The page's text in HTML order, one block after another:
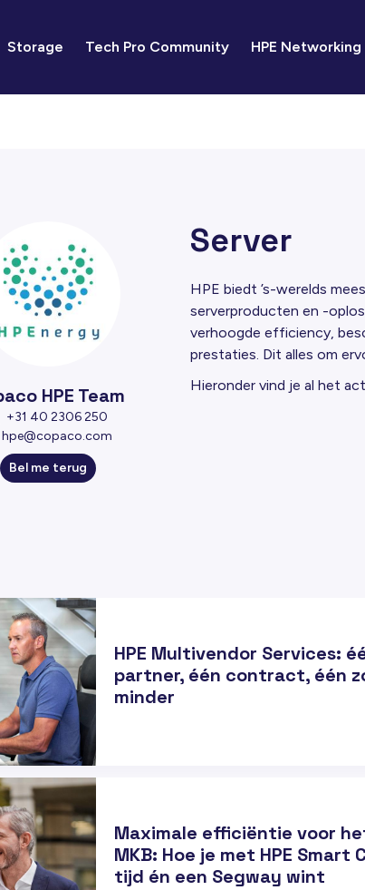
Storage Tech Pro Community HPE Networking
HPE Team
+31 40 2306 250
hpe@copaco.com
Bel me terug
Server
HPE biedt ’s-werelds
serverproducten en -
verhoogde efficiency,
prestaties. Dit alles om
Hieronder vind je al het
HPE Multivendor Services:
partner, één contract, één
minder
Maximale efficiëntie voor
MKB: Hoe je met HPE Smart
tijd én een Segway wint